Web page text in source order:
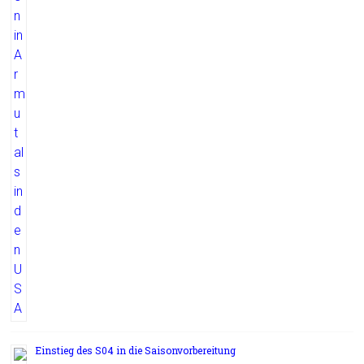
Einstieg des S04 in die Saisonvorbereitung